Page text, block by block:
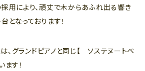
用により、頑丈で木からあふれ出る響き
となっております！
、グランドピアノと同じ【 ソステヌートペ
す！